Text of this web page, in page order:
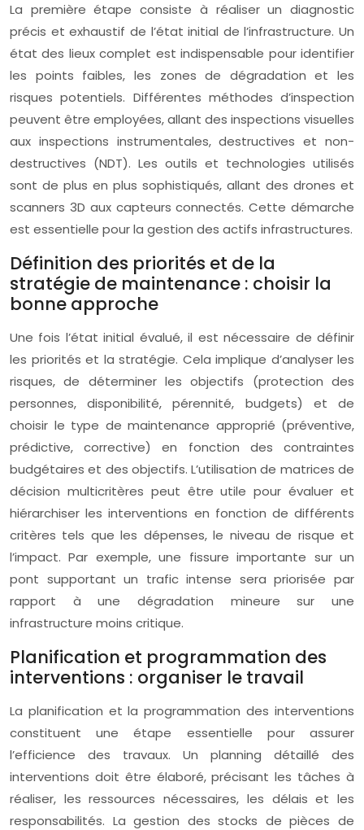
La première étape consiste à réaliser un diagnostic
précis et exhaustif de l’état initial de l’infrastructure. Un
état des lieux complet est indispensable pour identifier
les points faibles, les zones de dégradation et les
risques potentiels. Différentes méthodes d’inspection
peuvent être employées, allant des inspections visuelles
aux inspections instrumentales, destructives et non-
destructives (NDT). Les outils et technologies utilisés
sont de plus en plus sophistiqués, allant des drones et
scanners 3D aux capteurs connectés. Cette démarche
est essentielle pour la gestion des actifs infrastructures.
Définition des priorités et de la
stratégie de maintenance : choisir la
bonne approche
Une fois l’état initial évalué, il est nécessaire de définir
les priorités et la stratégie. Cela implique d’analyser les
risques, de déterminer les objectifs (protection des
personnes, disponibilité, pérennité, budgets) et de
choisir le type de maintenance approprié (préventive,
prédictive, corrective) en fonction des contraintes
budgétaires et des objectifs. L’utilisation de matrices de
décision multicritères peut être utile pour évaluer et
hiérarchiser les interventions en fonction de différents
critères tels que les dépenses, le niveau de risque et
l’impact. Par exemple, une fissure importante sur un
pont supportant un trafic intense sera priorisée par
rapport à une dégradation mineure sur une
infrastructure moins critique.
Planification et programmation des
interventions : organiser le travail
La planification et la programmation des interventions
constituent une étape essentielle pour assurer
l’efficience des travaux. Un planning détaillé des
interventions doit être élaboré, précisant les tâches à
réaliser, les ressources nécessaires, les délais et les
responsabilités. La gestion des stocks de pièces de